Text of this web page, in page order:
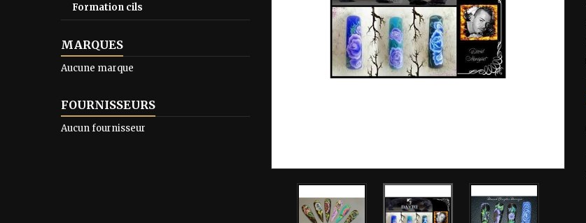
Formation cils
MARQUES
Aucune marque
FOURNISSEURS
Aucun fournisseur